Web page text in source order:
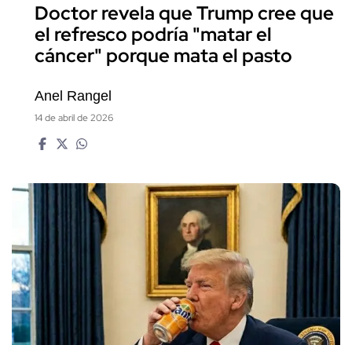
Doctor revela que Trump cree que
el refresco podría "matar el
cáncer" porque mata el pasto
Anel Rangel
14 de abril de 2026